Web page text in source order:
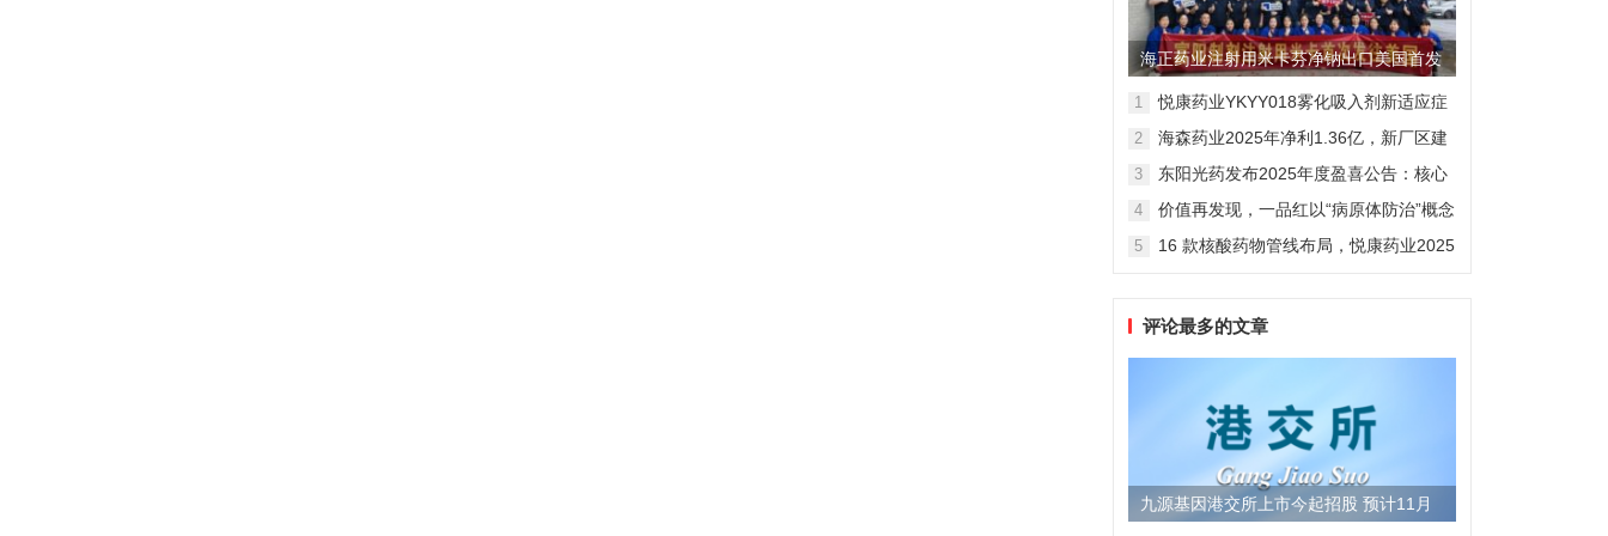
海正药业注射用米卡芬净钠出口美国首发
制剂全球化迈出关键一步
1
悦康药业YKYY018雾化吸入剂新适应症
感染防治
2
海森药业2025年净利1.36亿，新厂区建
3
东阳光药发布2025年度盈喜公告：核心
维度
4
价值再发现，一品红以“病原体防治”概念
5
16 款核酸药物管线布局，悦康药业2025
评论最多的文章
九源基因港交所上市今起招股 预计11月